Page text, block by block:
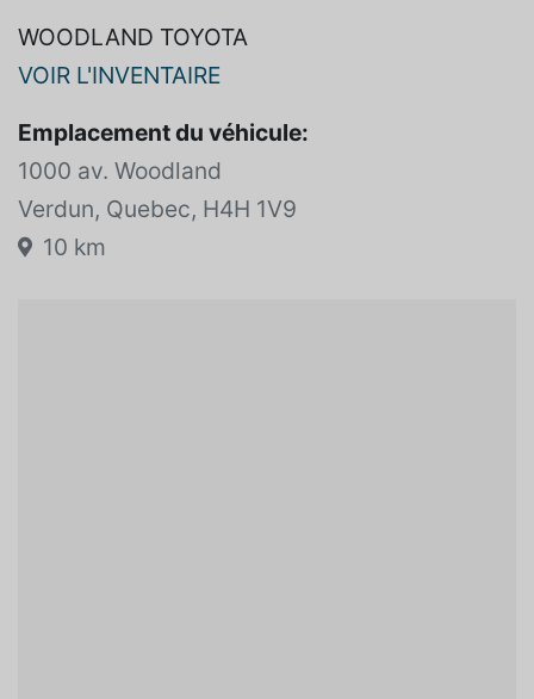
VOIR L'INVENTAIRE
Emplacement du véhicule:
1000 av. Woodland